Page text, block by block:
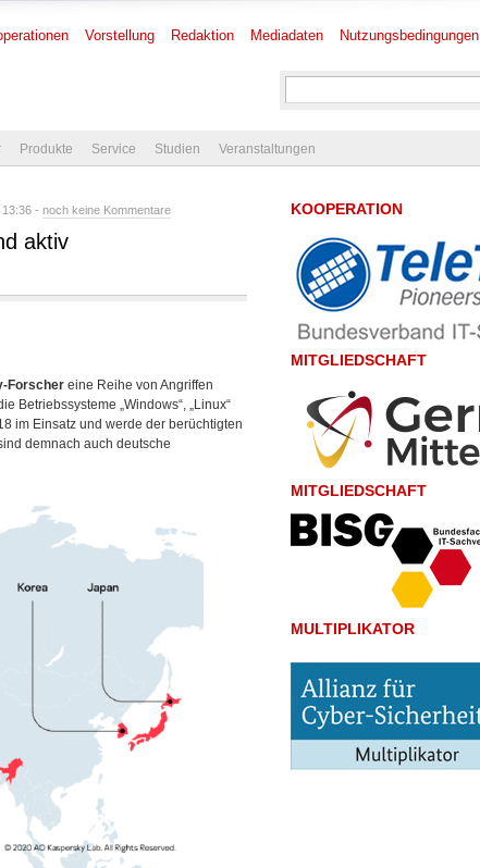
Vorstellung Redaktion Mediadaten Nutzungsbedingungen
Produkte Service Studien Veranstaltungen
- noch keine Kommentare
aktiv
Forscher eine Reihe von Angriffen
Betriebssysteme „Windows“, „Linux“
im Einsatz und werde der berüchtigten
demnach auch deutsche
KOOPERATION
MITGLIEDSCHAFT
MITGLIEDSCHAFT
MULTIPLIKATOR